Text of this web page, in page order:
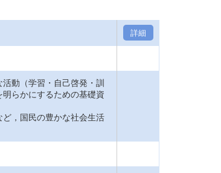
詳細
動（学習・自己啓発・訓
らかにするための基礎資
，国民の豊かな社会生活